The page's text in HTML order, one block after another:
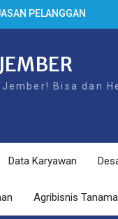
PELANGGAN
KUOTA
Bisa dan
Data Karyawan
Agribisnis